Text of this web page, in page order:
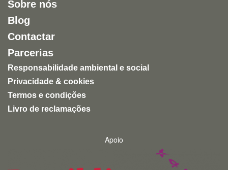
Sobre nós
Blog
Contactar
Parcerias
Responsabilidade ambiental e social
Privacidade & cookies
Termos e condições
Livro de reclamações
Apoio